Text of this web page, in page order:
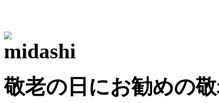
敬老の日にお勧めの